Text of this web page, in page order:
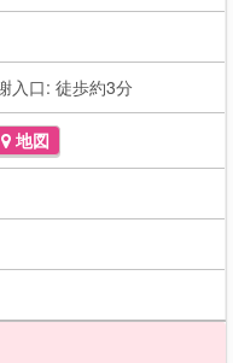
入口: 徒歩約3分
地図